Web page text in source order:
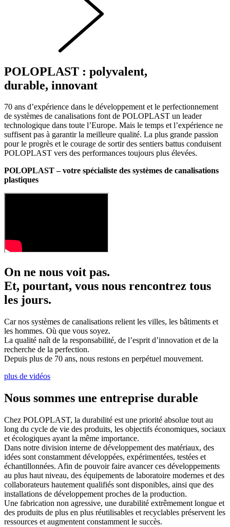
POLOPLAST : polyvalent,
durable, innovant
70 ans d’expérience dans le développement et le perfectionnement
de systèmes de canalisations font de POLOPLAST un leader
technologique dans toute l’Europe. Mais le temps et l’expérience ne
suffisent pas à garantir la meilleure qualité. La plus grande passion
pour le progrès et le courage de sortir des sentiers battus conduisent
POLOPLAST vers des performances toujours plus élevées.
POLOPLAST – votre spécialiste des systèmes de canalisations
plastiques
On ne nous voit pas.
Et, pourtant, vous nous rencontrez tous
les jours.
Car nos systèmes de canalisations relient les villes, les bâtiments et
les hommes. Où que vous soyez.
La qualité naît de la responsabilité, de l’esprit d’innovation et de la
recherche de la perfection.
Depuis plus de 70 ans, nous restons en perpétuel mouvement.
plus de vidéos
Nous sommes une entreprise durable
Chez POLOPLAST, la durabilité est une priorité absolue tout au
long du cycle de vie des produits, les objectifs économiques, sociaux
et écologiques ayant la même importance.
Dans notre division interne de développement des matériaux, des
idées sont constamment développées, expérimentées, testées et
échantillonnées. Afin de pouvoir faire avancer ces développements
au plus haut niveau, des équipements de laboratoire modernes et des
collaborateurs hautement qualifiés sont disponibles, ainsi que des
installations de développement proches de la production.
Une fabrication non agressive, une durabilité extrêmement longue et
des produits de plus en plus réutilisables et recyclables préservent les
ressources et augmentent constamment le succès.